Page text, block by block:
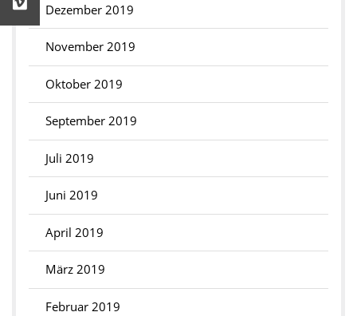
Dezember 2019
November 2019
Oktober 2019
September 2019
Juli 2019
Juni 2019
April 2019
März 2019
Februar 2019